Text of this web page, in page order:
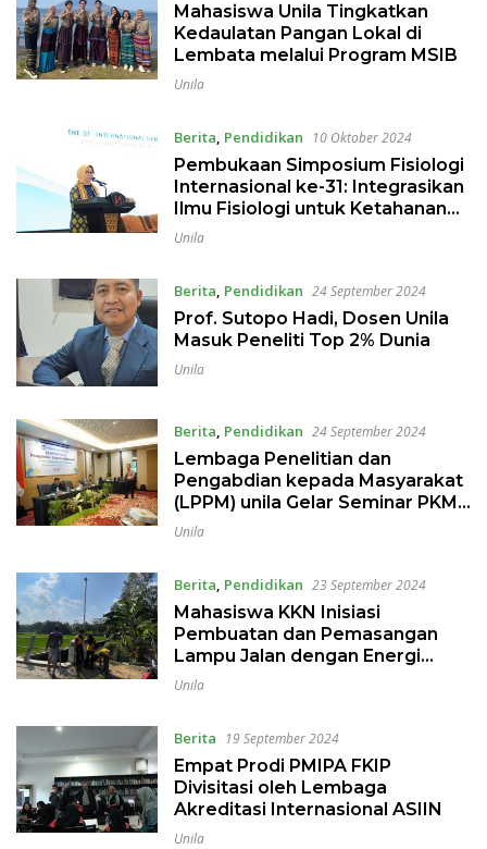
Mahasiswa Unila Tingkatkan
Kedaulatan Pangan Lokal di
Lembata melalui Program MSIB
Unila
Berita, Pendidikan 10 Oktober 2024
Pembukaan Simposium Fisiologi
Internasional ke-31: Integrasikan
Ilmu Fisiologi untuk Ketahanan
Kesehatan Global
Unila
Berita, Pendidikan 24 September 2024
Prof. Sutopo Hadi, Dosen Unila
Masuk Peneliti Top 2% Dunia
Unila
Berita, Pendidikan 24 September 2024
Lembaga Penelitian dan
Pengabdian kepada Masyarakat
(LPPM) unila Gelar Seminar PKM,
Presentasikan 139 Judul
Unila
Berita, Pendidikan 23 September 2024
Mahasiswa KKN Inisiasi
Pembuatan dan Pemasangan
Lampu Jalan dengan Energi
Tenaga Surya di Desa Tanjung
Unila
Berita 19 September 2024
Empat Prodi PMIPA FKIP
Divisitasi oleh Lembaga
Akreditasi Internasional ASIIN
Unila